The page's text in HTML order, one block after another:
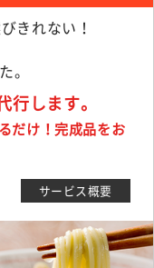
きれない！
。
します。
だけ！完成品をお
サービス概要